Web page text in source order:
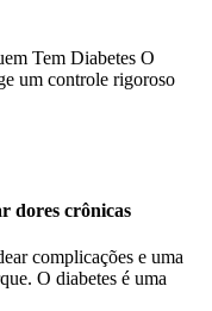
Tem Diabetes O
um controle rigoroso
dores crônicas
complicações e uma
O diabetes é uma